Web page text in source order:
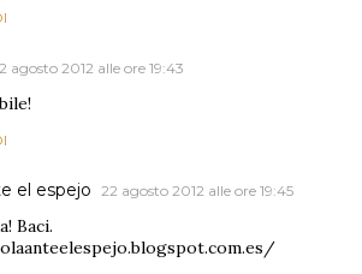
agosto 2012 alle ore 19:43
el espejo 22 agosto 2012 alle ore 19:45
Baci.